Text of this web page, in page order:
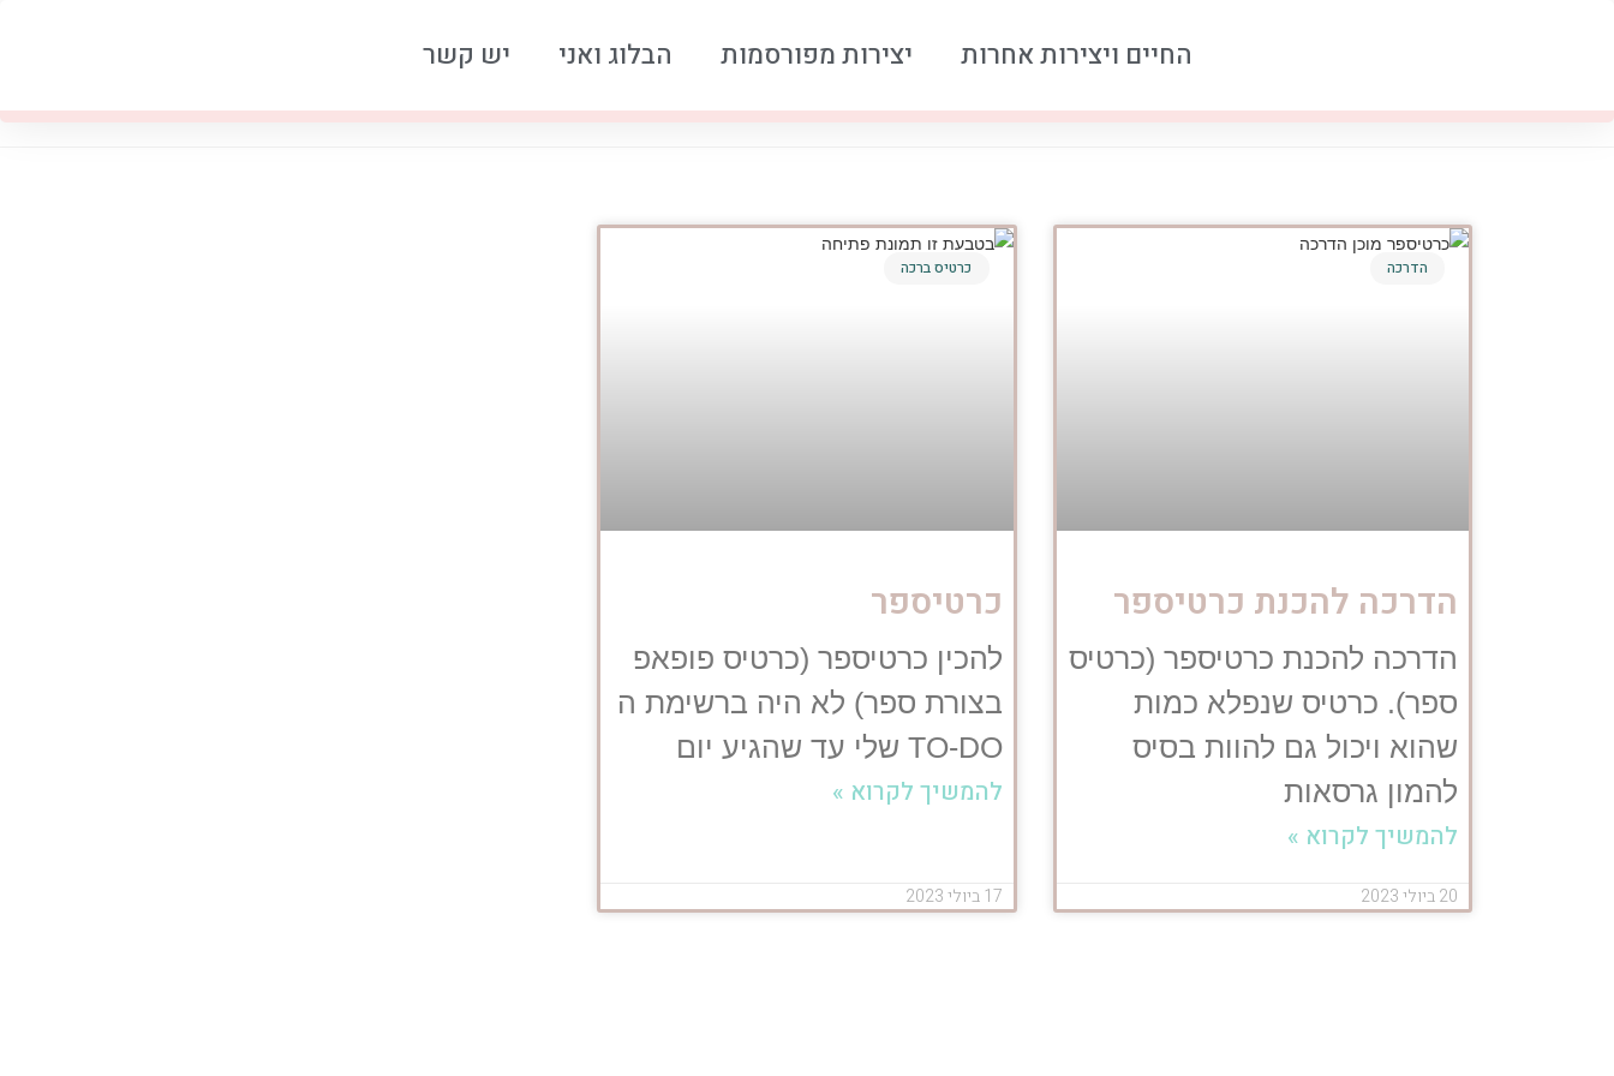
החיים ויצירות אחרות יצירות מפורסמות הבלוג ואני יש קשר
הדרכה
הדרכה להכנת כרטיספר
הדרכה להכנת כרטיספר (כרטיס
ספר). כרטיס שנפלא כמות
שהוא ויכול גם להוות בסיס
להמון גרסאות
להמשיך לקרוא »
20 ביולי 2023
כרטיס ברכה
כרטיספר
להכין כרטיספר (כרטיס פופאפ
בצורת ספר) לא היה ברשימת ה
TO-DO שלי עד שהגיע יום
להמשיך לקרוא »
17 ביולי 2023